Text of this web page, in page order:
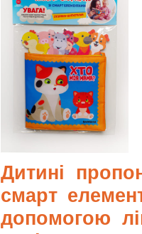
Дитині
смарт
допомогою